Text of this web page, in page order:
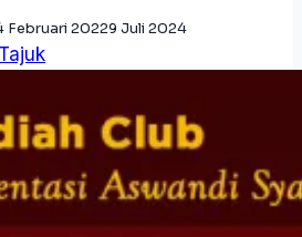
Februari 20229 Juli 2024
Tajuk